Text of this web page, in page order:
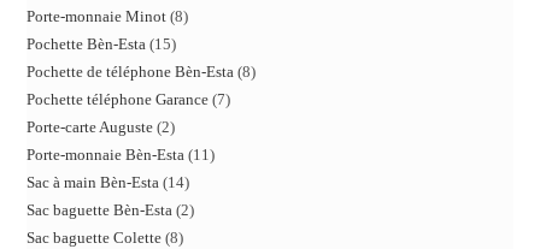
Porte-monnaie Minot 8
Pochette Bèn-Esta 15
Pochette de téléphone Bèn-Esta 8
Pochette téléphone Garance 7
Porte-carte Auguste 2
Porte-monnaie Bèn-Esta 11
Sac à main Bèn-Esta 14
Sac baguette Bèn-Esta 2
Sac baguette Colette 8